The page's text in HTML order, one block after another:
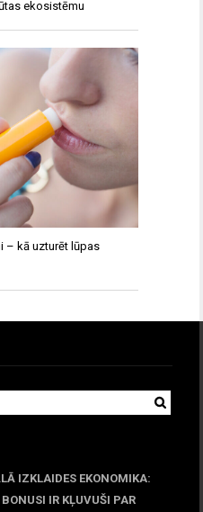
ekosistēmu
– kā uzturēt lūpas
IZKLAIDES EKONOMIKA:
BONUSI IR KĻUVUŠI PAR